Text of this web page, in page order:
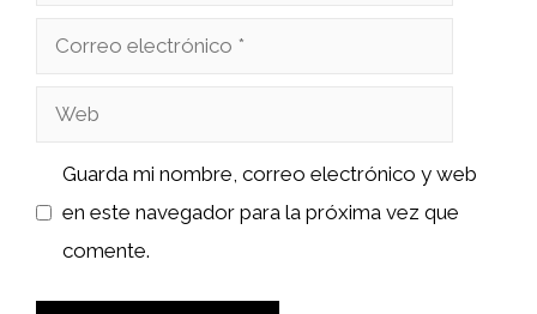
Correo
Web
Guarda mi nombre, correo electrónico y web
en este navegador para la próxima vez que
comente.